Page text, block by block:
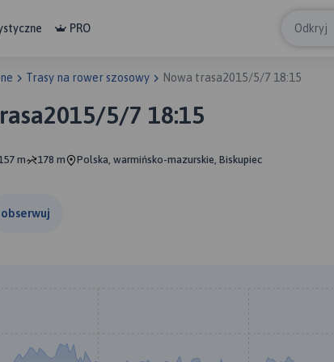
PRO Odkryj
Trasy na rower szosowy Nowa trasa2015/5/7 18:15
5/7 18:15
m 178 m Polska, warmińsko-mazurskie, Biskupiec
obserwuj